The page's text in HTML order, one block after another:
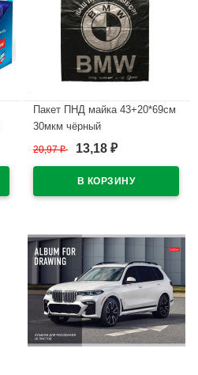
Пакет ПНД майка 43+20*69см
30мкм чёрный
WWW/World(Ст.50/500)
20,97₽ 13,18 ₽